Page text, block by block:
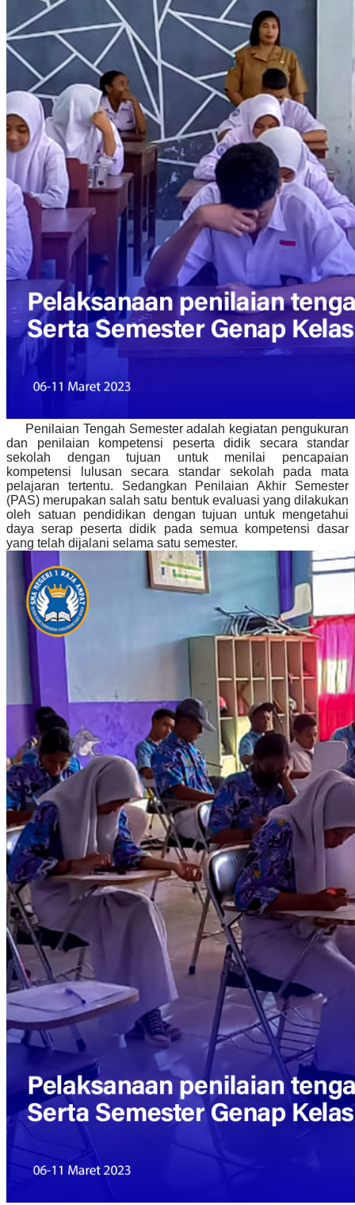
Penilaian Tengah Semester adalah kegiatan pengukuran
dan penilaian kompetensi peserta didik secara standar
sekolah dengan tujuan untuk menilai pencapaian
kompetensi lulusan secara standar sekolah pada mata
pelajaran tertentu. Sedangkan Penilaian Akhir Semester
(PAS) merupakan salah satu bentuk evaluasi yang dilakukan
oleh satuan pendidikan dengan tujuan untuk mengetahui
daya serap peserta didik pada semua kompetensi dasar
yang telah dijalani selama satu semester.